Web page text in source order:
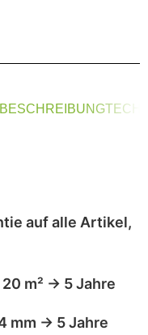
BESCHREIBUNG
auf alle Artikel,
m² → 5 Jahre
mm → 5 Jahre